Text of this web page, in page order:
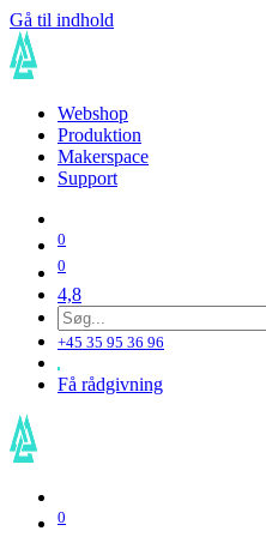
Gå til indhold
Webshop
Produktion
Makerspace
Support
0
0
4,8
+45 35 95 36 96
Få rådgivning
0